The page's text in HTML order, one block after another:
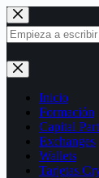
Saltar
al
contenido
Sin
resultados
Inicio
Formación
Capital
Exchanges
Wallets
Tarjetas